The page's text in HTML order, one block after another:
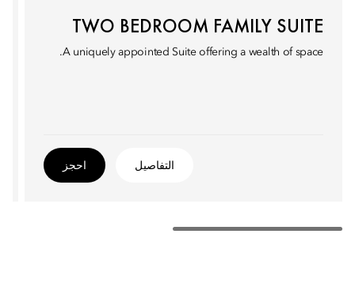
TWO BEDROOM FAMILY SUITE
A uniquely appointed Suite offering a wealth of space.
التفاصيل احجز